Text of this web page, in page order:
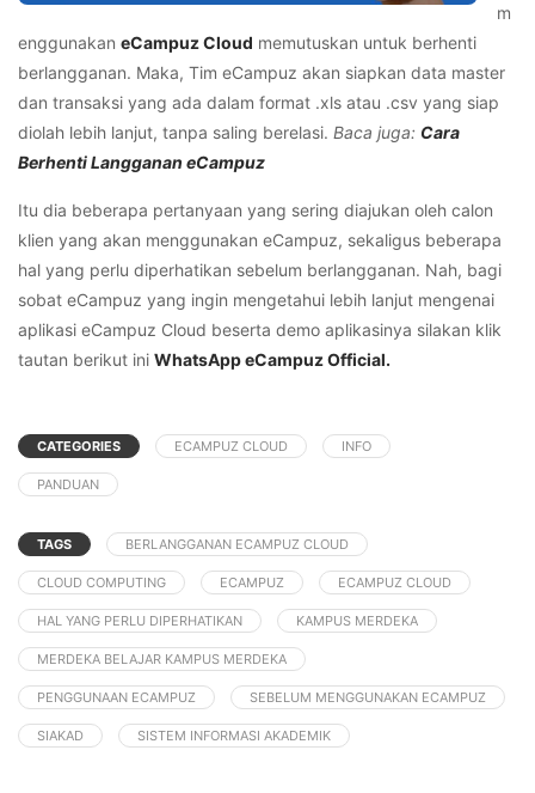
m
enggunakan eCampuz Cloud memutuskan untuk berhenti
berlangganan. Maka, Tim eCampuz akan siapkan data master
dan transaksi yang ada dalam format .xls atau .csv yang siap
diolah lebih lanjut, tanpa saling berelasi. Baca juga: Cara
Berhenti Langganan eCampuz
Itu dia beberapa pertanyaan yang sering diajukan oleh calon
klien yang akan menggunakan eCampuz, sekaligus beberapa
hal yang perlu diperhatikan sebelum berlangganan. Nah, bagi
sobat eCampuz yang ingin mengetahui lebih lanjut mengenai
aplikasi eCampuz Cloud beserta demo aplikasinya silakan klik
tautan berikut ini WhatsApp eCampuz Official.
CATEGORIES ECAMPUZ CLOUD INFO
PANDUAN
TAGS BERLANGGANAN ECAMPUZ CLOUD
CLOUD COMPUTING ECAMPUZ ECAMPUZ CLOUD
HAL YANG PERLU DIPERHATIKAN KAMPUS MERDEKA
MERDEKA BELAJAR KAMPUS MERDEKA
PENGGUNAAN ECAMPUZ SEBELUM MENGGUNAKAN ECAMPUZ
SIAKAD SISTEM INFORMASI AKADEMIK